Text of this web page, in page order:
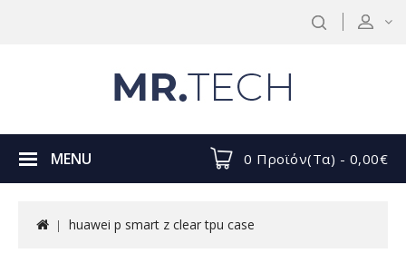
0 Προϊόν(τα) - 0,00€
MENU
huawei p smart z clear tpu case